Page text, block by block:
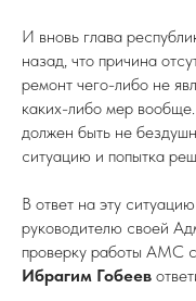
И вновь глава
назад, что причина
ремонт чего-либо не
каких-либо мер
должен быть не
ситуацию и попытка
В ответ на эту
руководителю своей
проверку работы АМС
Ибрагим Гобеев